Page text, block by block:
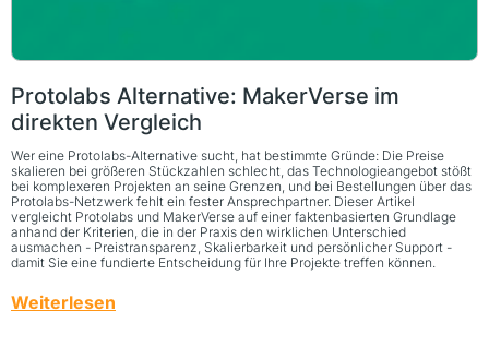
Protolabs Alternative: MakerVerse im
direkten Vergleich
Wer eine Protolabs-Alternative sucht, hat bestimmte Gründe: Die Preise
skalieren bei größeren Stückzahlen schlecht, das Technologieangebot stößt
bei komplexeren Projekten an seine Grenzen, und bei Bestellungen über das
Protolabs-Netzwerk fehlt ein fester Ansprechpartner. Dieser Artikel
vergleicht Protolabs und MakerVerse auf einer faktenbasierten Grundlage
anhand der Kriterien, die in der Praxis den wirklichen Unterschied
ausmachen - Preistransparenz, Skalierbarkeit und persönlicher Support -
damit Sie eine fundierte Entscheidung für Ihre Projekte treffen können.
Weiterlesen